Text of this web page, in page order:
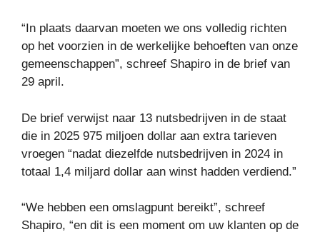
“In plaats daarvan moeten we ons volledig richten
op het voorzien in de werkelijke behoeften van onze
gemeenschappen”, schreef Shapiro in de brief van
29 april.
De brief verwijst naar 13 nutsbedrijven in de staat
die in 2025 975 miljoen dollar aan extra tarieven
vroegen “nadat diezelfde nutsbedrijven in 2024 in
totaal 1,4 miljard dollar aan winst hadden verdiend.”
“We hebben een omslagpunt bereikt”, schreef
Shapiro, “en dit is een moment om uw klanten op de